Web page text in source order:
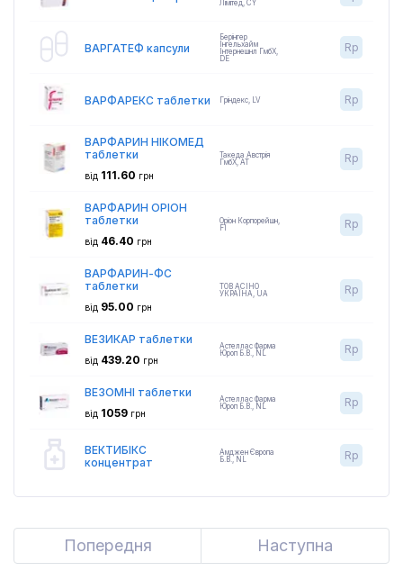
Лімітед CY
ВАРГАТЕФ капсули
Берінгер
Інгельхайм
Інтернешнл ГмбХ,
DE
Rp
ВАРФАРЕКС таблетки Гріндекс, LV Rp
ВАРФАРИН НІКОМЕД
таблетки
від 111.60 грн
Такеда Австрія
ГмбХ,AT Rp
ВАРФАРИН ОРІОН
таблетки
від 46.40 грн
Оріон Корпорейшн,
FI
Rp
ВАРФАРИН-ФС
таблетки
від 95.00 грн
ТОВ АСІНО
УКРАЇНА, UA Rp
ВЕЗИКАР таблетки
від 439.20 грн
Астеллас Фарма
Юроп Б.В., NL Rp
ВЕЗОМНІ таблетки
від 1059 грн
Астеллас Фарма
Юроп Б.В., NL Rp
ВЕКТИБІКС
концентрат
Амджен Європа
Б.В. , NL Rp
Попередня Наступна